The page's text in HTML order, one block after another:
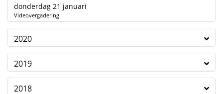
donderdag 21 januari
Videovergadering
2020
2019
2018